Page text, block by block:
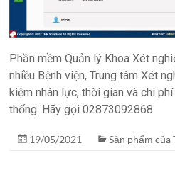
Phần mềm Quản lý Khoa Xét
nhiều Bệnh viện, Trung tâm Xét
kiệm nhân lực, thời gian và chi
thống. Hãy gọi 02873092868
19/05/2021 Sản phẩm của